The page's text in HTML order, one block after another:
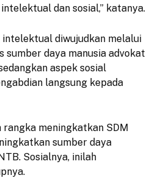
dan sosial,” katanya.
intelektual diwujudkan melalui
sumber daya manusia advokat
aspek sosial
langsung kepada
meningkatkan SDM
sumber daya
Sosialnya, inilah